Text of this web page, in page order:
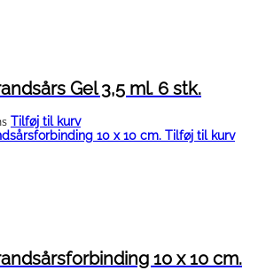
Gel 3,5 ml. 6 stk.
Tilføj til kurv
Tilføj til kurv
10 x 10 cm.